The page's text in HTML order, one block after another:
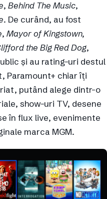
, Behind The Music,
. De curând, au fost
, Mayor of Kingstown,
the Big Red Dog,
și au rating-uri destul
Paramount+ chiar îți
putând alege dintr-o
show-uri TV, desene
în flux live, evenimente
marca MGM.